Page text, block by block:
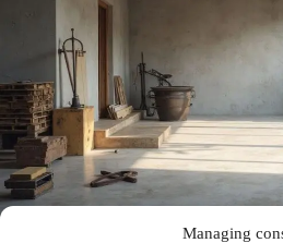
Managing